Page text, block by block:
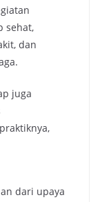
sehat,
dan
juga
dari upaya